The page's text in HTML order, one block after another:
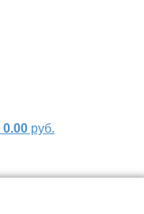
0.00 руб.